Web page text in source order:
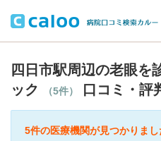
四日市駅周辺の老眼を
ック
（5件） 口コミ・評
5件の医療機関が見つかりまし